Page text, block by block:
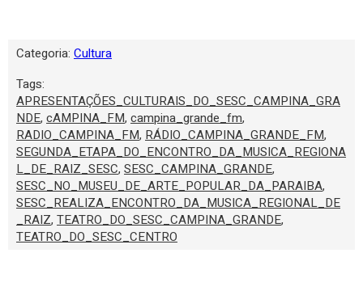
Categoria: Cultura
Tags:
APRESENTAÇÕES_CULTURAIS_DO_SESC_CAMPINA_GRA
NDE, cAMPINA_FM, campina_grande_fm,
RADIO_CAMPINA_FM, RÁDIO_CAMPINA_GRANDE_FM,
SEGUNDA_ETAPA_DO_ENCONTRO_DA_MUSICA_REGIONA
L_DE_RAIZ_SESC, SESC_CAMPINA_GRANDE,
SESC_NO_MUSEU_DE_ARTE_POPULAR_DA_PARAIBA,
SESC_REALIZA_ENCONTRO_DA_MUSICA_REGIONAL_DE
_RAIZ, TEATRO_DO_SESC_CAMPINA_GRANDE,
TEATRO_DO_SESC_CENTRO